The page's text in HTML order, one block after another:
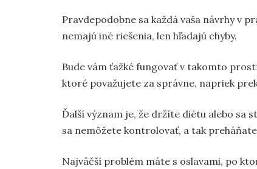
Pravdepodobne sa každá vaša návrhy v
nemajú iné riešenia, len hľadajú chyby.
Bude vám ťažké fungovať v takomto
ktoré považujete za správne, napriek
Ďalší význam je, že držíte diétu alebo sa
sa nemôžete kontrolovať, a tak
Najväčší problém máte s oslavami, po